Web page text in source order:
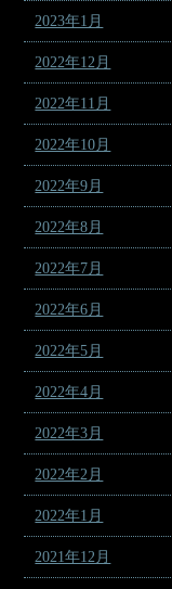
2023年1月
2022年12月
2022年11月
2022年10月
2022年9月
2022年8月
2022年7月
2022年6月
2022年5月
2022年4月
2022年3月
2022年2月
2022年1月
2021年12月